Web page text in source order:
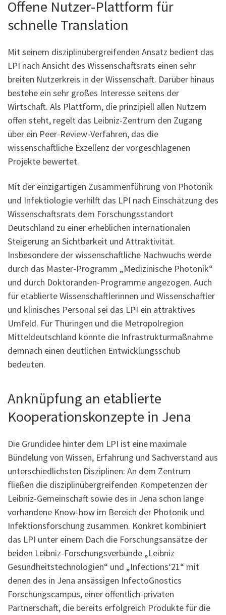
Offene Nutzer-Plattform für
schnelle Translation
Mit seinem disziplinübergreifenden Ansatz bedient das
LPI nach Ansicht des Wissenschaftsrats einen sehr
breiten Nutzerkreis in der Wissenschaft. Darüber hinaus
bestehe ein sehr großes Interesse seitens der
Wirtschaft. Als Plattform, die prinzipiell allen Nutzern
offen steht, regelt das Leibniz-Zentrum den Zugang
über ein Peer-Review-Verfahren, das die
wissenschaftliche Exzellenz der vorgeschlagenen
Projekte bewertet.
Mit der einzigartigen Zusammenführung von Photonik
und Infektiologie verhilft das LPI nach Einschätzung des
Wissenschaftsrats dem Forschungsstandort
Deutschland zu einer erheblichen internationalen
Steigerung an Sichtbarkeit und Attraktivität.
Insbesondere der wissenschaftliche Nachwuchs werde
durch das Master-Programm „Medizinische Photonik“
und durch Doktoranden-Programme angezogen. Auch
für etablierte Wissenschaftlerinnen und Wissenschaftler
und klinisches Personal sei das LPI ein attraktives
Umfeld. Für Thüringen und die Metropolregion
Mitteldeutschland könnte die Infrastrukturmaßnahme
demnach einen deutlichen Entwicklungsschub
bedeuten.
Anknüpfung an etablierte
Kooperationskonzepte in Jena
Die Grundidee hinter dem LPI ist eine maximale
Bündelung von Wissen, Erfahrung und Sachverstand aus
unterschiedlichsten Disziplinen: An dem Zentrum
fließen die disziplinübergreifenden Kompetenzen der
Leibniz-Gemeinschaft sowie des in Jena schon lange
vorhandene Know-how im Bereich der Photonik und
Infektionsforschung zusammen. Konkret kombiniert
das LPI unter einem Dach die Forschungsansätze der
beiden Leibniz-Forschungsverbünde „Leibniz
Gesundheitstechnologien“ und „Infections‘21“ mit
denen des in Jena ansässigen InfectoGnostics
Forschungscampus, einer öffentlich-privaten
Partnerschaft, die bereits erfolgreich Produkte für die